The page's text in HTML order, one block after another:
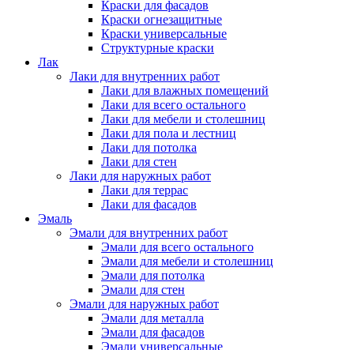
Краски для фасадов
Краски огнезащитные
Краски универсальные
Структурные краски
Лак
Лаки для внутренних работ
Лаки для влажных помещений
Лаки для всего остального
Лаки для мебели и столешниц
Лаки для пола и лестниц
Лаки для потолка
Лаки для стен
Лаки для наружных работ
Лаки для террас
Лаки для фасадов
Эмаль
Эмали для внутренних работ
Эмали для всего остального
Эмали для мебели и столешниц
Эмали для потолка
Эмали для стен
Эмали для наружных работ
Эмали для металла
Эмали для фасадов
Эмали универсальные